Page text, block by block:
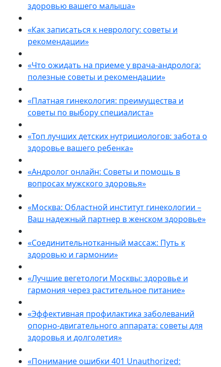
здоровью вашего малыша»
«Как записаться к неврологу: советы и
рекомендации»
«Что ожидать на приеме у врача-андролога:
полезные советы и рекомендации»
«Платная гинекология: преимущества и
советы по выбору специалиста»
«Топ лучших детских нутрициологов: забота о
здоровье вашего ребенка»
«Андролог онлайн: Советы и помощь в
вопросах мужского здоровья»
«Москва: Областной институт гинекологии –
Ваш надежный партнер в женском здоровье»
«Соединительнотканный массаж: Путь к
здоровью и гармонии»
«Лучшие вегетологи Москвы: здоровье и
гармония через растительное питание»
«Эффективная профилактика заболеваний
опорно-двигательного аппарата: советы для
здоровья и долголетия»
«Понимание ошибки 401 Unauthorized: